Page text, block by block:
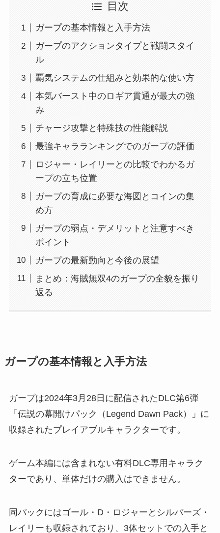
目次
ガープの基本情報と入手方法
ガープのアクションタイプと戦闘スタイ
ル
覇気システムの仕組みと効果的な使い方
本気バースト中のロギア貫通が最大の強
み
チャージ攻撃と特殊技の性能解説
最強キャラランキングでのガープの評価
ロジャー・レイリーとの比較でわかるガ
ープの立ち位置
ガープの育成に必要な海図とコインの集
め方
ガープの弱点・デメリットと注意すべき
ポイント
ガープの最新動向と今後の展望
まとめ：海賊無双4のガープの全貌を振り
返る
ガープの基本情報と入手方法
ガープは2024年3月28日に配信されたDLC第6弾
「伝説の幕開けパック（Legend Dawn Pack）」に
収録されたプレイアブルキャラクターです。
ゲーム本編には含まれない有料DLC専用キャラク
ターであり、単体だけの購入はできません。
同パックにはゴール・D・ロジャーとシルバーズ・
レイリーも収録されており、3体セットでの入手と